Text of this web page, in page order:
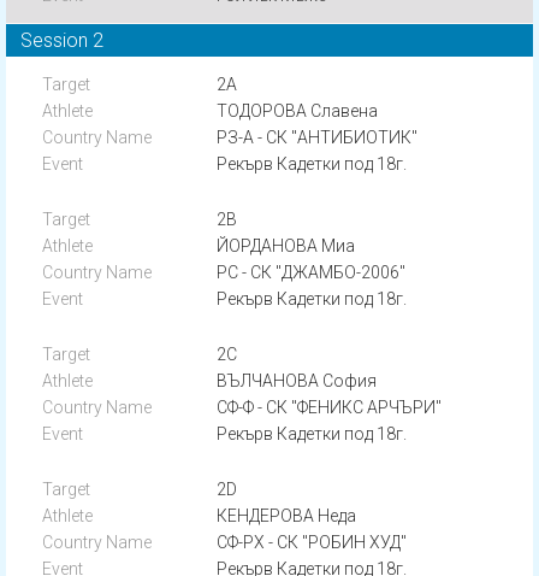
Session 2
2A
ТОДОРОВА Славена
РЗ-А - СК "АНТИБИОТИК"
Рекърв Кадетки под 18г.
2B
ЙОРДАНОВА Миа
РС - СК "ДЖАМБО-2006"
Рекърв Кадетки под 18г.
2C
ВЪЛЧАНОВА София
СФ-Ф - СК "ФЕНИКС АРЧЪРИ"
Рекърв Кадетки под 18г.
2D
КЕНДЕРОВА Неда
СФ-РХ - СК "РОБИН ХУД"
Рекърв Кадетки под 18г.